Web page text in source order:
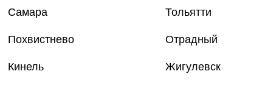
Самара Тольятти
Похвистнево Отрадный
Кинель Жигулевск